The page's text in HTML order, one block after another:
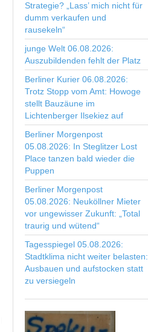
Strategie? „Lass’ mich nicht für
dumm verkaufen und
rausekeln“
junge Welt 06.08.2026:
Auszubildenden fehlt der Platz
Berliner Kurier 06.08.2026:
Trotz Stopp vom Amt: Howoge
stellt Bauzäune im
Lichtenberger Ilsekiez auf
Berliner Morgenpost
05.08.2026: In Steglitzer Lost
Place tanzen bald wieder die
Puppen
Berliner Morgenpost
05.08.2026: Neuköllner Mieter
vor ungewisser Zukunft: „Total
traurig und wütend“
Tagesspiegel 05.08.2026:
Stadtklima nicht weiter belasten:
Ausbauen und aufstocken statt
zu versiegeln